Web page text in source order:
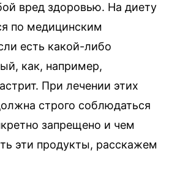
вред здоровью. На диету
по медицинским
есть какой-либо
как, например,
При лечении этих
строго соблюдаться
запрещено и чем
эти продукты, расскажем